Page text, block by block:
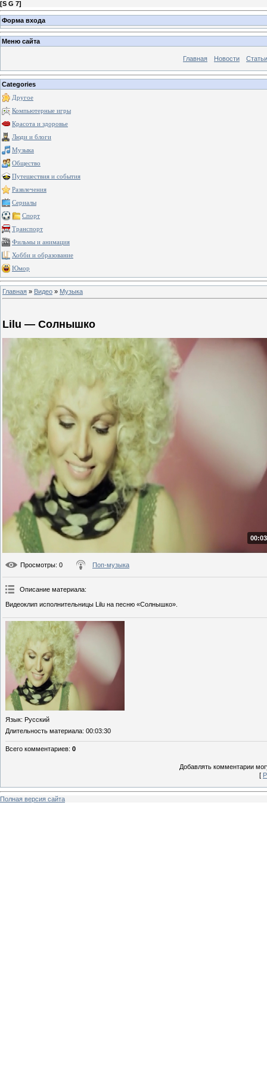
[S G 7]
Форма входа
Меню сайта
Главная Новости Статьи
Categories
Другое
Компьютерные игры
Красота и здоровье
Люди и блоги
Музыка
Общество
Путешествия и события
Развлечения
Сериалы
Спорт
Транспорт
Фильмы и анимация
Хобби и образование
Юмор
Главная » Видео » Музыка
Lilu — Солнышко
Просмотры: 0 Поп-музыка
Описание материала:
Видеоклип исполнительницы Lilu на песню «Солнышко».
Язык: Русский
Длительность материала: 00:03:30
Всего комментариев: 0
Добавлять комментарии
[
Полная версия сайта